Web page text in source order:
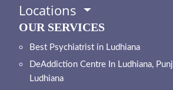
Locations
OUR SERVICES
Best Psychiatrist in Ludhiana
DeAddiction Centre In Ludhiana,
Ludhiana